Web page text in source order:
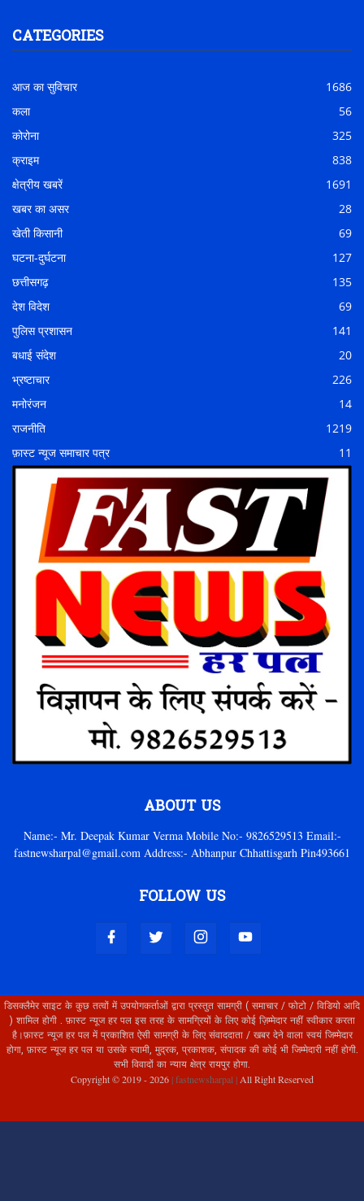
CATEGORIES
आज का सुविचार
1686
कला
56
कोरोना
325
क्राइम
838
क्षेत्रीय खबरें
1691
खबर का असर
28
खेती किसानी
69
घटना-दुर्घटना
127
छत्तीसगढ़
135
देश विदेश
69
पुलिस प्रशासन
141
बधाई संदेश
20
भ्रष्टाचार
226
मनोरंजन
14
राजनीति
1219
फ़ास्ट न्यूज समाचार पत्र
11
ABOUT US
Name:- Mr. Deepak Kumar Verma Mobile No:- 9826529513 Email:-
fastnewsharpal@gmail.com Address:- Abhanpur Chhattisgarh Pin493661
FOLLOW US
डिसक्लैमेर साइट के कुछ तत्वों में उपयोगकर्ताओं द्वारा प्रस्तुत सामग्री ( समाचार / फोटो / विडियो आदि
) शामिल होगी . फ़ास्ट न्यूज हर पल इस तरह के सामग्रियों के लिए कोई ज़िम्मेदार नहीं स्वीकार करता
है।फ़ास्ट न्यूज हर पल में प्रकाशित ऐसी सामग्री के लिए संवाददाता / खबर देने वाला स्वयं जिम्मेदार
होगा, फ़ास्ट न्यूज हर पल या उसके स्वामी, मुद्रक, प्रकाशक, संपादक की कोई भी जिम्मेदारी नहीं होगी.
सभी विवादों का न्याय क्षेत्र रायपुर होगा.
Copyright © 2019 -2026| fastnewsharpal |All Right Reserved